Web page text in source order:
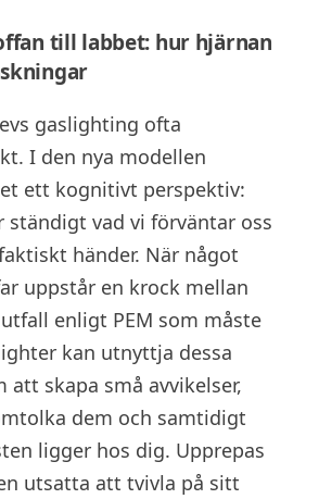
till labbet: hur hjärnan
gaslighting ofta
I den nya modellen
ett kognitivt perspektiv:
ständigt vad vi förväntar oss
händer. När något
uppstår en krock mellan
enligt PEM som måste
kan utnyttja dessa
att skapa små avvikelser,
dem och samtidigt
ligger hos dig. Upprepas
utsatta att tvivla på sitt